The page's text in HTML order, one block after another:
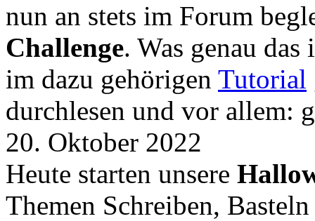
nun an stets im Forum
Challenge. Was genau
im dazu gehörigen Tutorial
durchlesen und vor allem:
20. Oktober 2022
Heute starten unsere
Themen Schreiben,